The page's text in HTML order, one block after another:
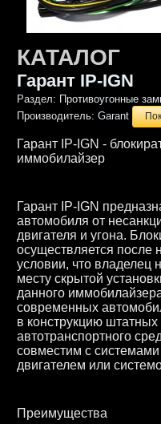
КАТАЛОГ
Гарант IP-IGN
Раздел: Противоугонные
Производитель:Garant
Гарант IP-IGN -
иммобилайзер
Гарант IP-IGN
автомобиля от
двигателя и угона.
осуществляется после
условии, что владелец
месту скрытой
данного
современных
в конструкцию
автотранспортного
совместим с системами
двигателем или
Преимущества